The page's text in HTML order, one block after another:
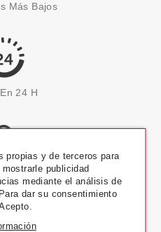
Más Bajos
24 H
propias y de terceros para
publicidad
mediante el análisis de
dar su consentimiento